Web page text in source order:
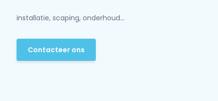
installatie, scaping, onderhoud...
Contacteer ons